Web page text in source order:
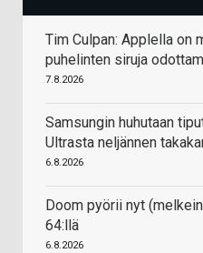
Tim Culpan: Applella on
puhelinten siruja
7.8.2026
Samsungin huhutaan
Ultrasta neljännen
6.8.2026
Doom pyörii nyt
64:llä
6.8.2026